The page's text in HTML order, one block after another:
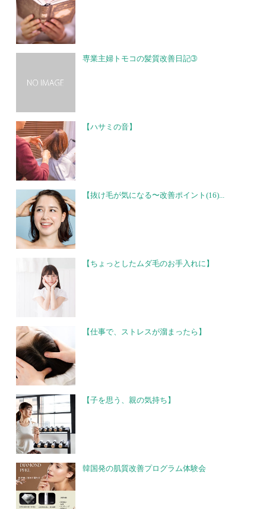
専業主婦トモコの髪質改善日記➂
【ハサミの音】
【抜け毛が気になる〜改善ポイント(16)...
【ちょっとしたムダ毛のお手入れに】
【仕事で、ストレスが溜まったら】
【子を思う、親の気持ち】
韓国発の肌質改善プログラム体験会